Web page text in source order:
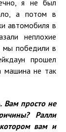
я не был
а потом в
автомобиля в
неплохие
мы победили в
прошел
машина не так
Вам просто не
Ралли
вам и